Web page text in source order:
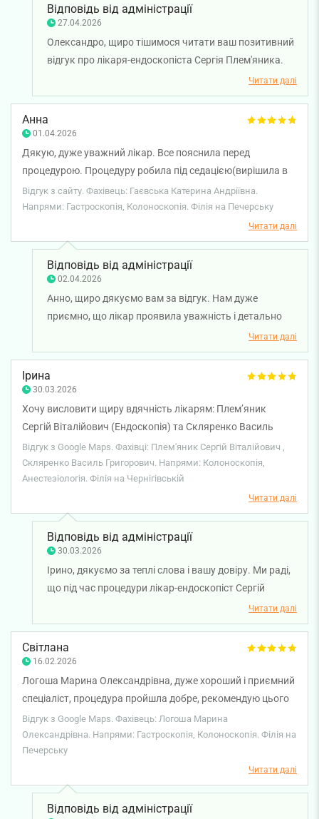
Відповідь від адміністрації
27.04.2026
Олександро, щиро тішимося читати ваш позитивний
відгук про лікаря-ендоскопіста Сергія Плем'яника.
Приємно, що процедура пройшла комфортно і ви
залишились задоволені. Бажаємо вам міцного
Читати далі
Анна
01.04.2026
Дякую, дуже уважний лікар. Все пояснила перед
процедурою. Процедуру робила під седацією(вирішила в
останню хвилину) про що не жалкую. Наслідків взагалі
ніяких.
Відгук з сайту. Фахівець: Гаєвська Катерина Андріївна.
Напрями: Гастроскопія, Колоноскопія. Філія на Печерську
Читати далі
Відповідь від адміністрації
02.04.2026
Анно, щиро дякуємо вам за відгук. Нам дуже
приємно, що лікар проявила уважність і детально
пояснила всі етапи процедури, щоб ви почувалися
спокійно. Бажаємо вам міцного здоров'я!
Читати далі
Ірина
30.03.2026
Хочу висловити щиру вдячність лікарям: Племʼяник
Сергій Віталійович (Ендоскопія) та Скляренко Василь
Григорович (Анестезіологія). Справжні професіонали своєї
справи, чуйні, уважні, гарні люди! Я рада що потрапила до
них, все пройшло чудово, хоча спочатку було сильне
хвилювання перед процедурою (ЕГДС, колоноскопія). Тож
якщо вам треба буде зробити цю діагностику, дуже
рекомендую! Вас уважно вислухають, заспокоють і якісно
проведуть діагностику! Дякую❤️❤️
Відгук з Google Maps. Фахівці: Плем'яник Сергій Віталійович ,
Скляренко Василь Григорович. Напрями: Колоноскопія,
Анестезіологія. Філія на Чернігівській
Читати далі
Відповідь від адміністрації
30.03.2026
Ірино, дякуємо за теплі слова і вашу довіру. Ми раді,
що під час процедури лікар-ендоскопіст Сергій
Племʼяник і лікар-анестезіолог Василь Скляренко
змогли підтримати вас, дати впевненість і провести
процедури без стресу. Ваш відгук дуже важливий
для нас. Бажаємо вам міцного здоров'я!
Читати далі
Світлана
16.02.2026
Логоша Марина Олександрівна, дуже хороший і приємний
спеціаліст, процедура пройшла добре, рекомендую цього
спеціаліста. Залишились тільки приємні враження від
клініки та персоналу, дякую!
Відгук з Google Maps. Фахівець: Логоша Марина
Олександрівна. Напрями: Гастроскопія, Колоноскопія. Філія на
Печерську
Читати далі
Відповідь від адміністрації